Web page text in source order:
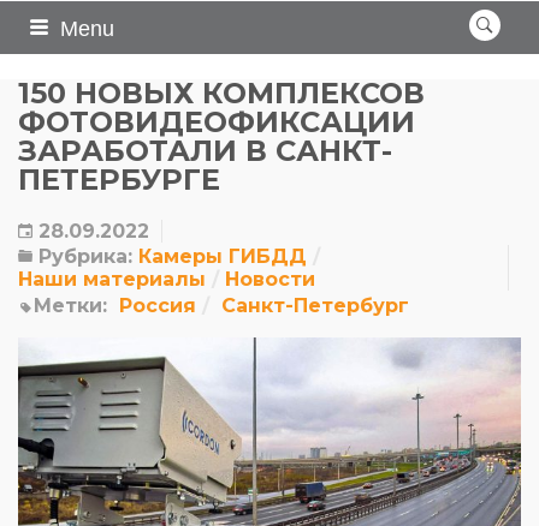
Menu
150 НОВЫХ КОМПЛЕКСОВ
ФОТОВИДЕОФИКСАЦИИ
ЗАРАБОТАЛИ В САНКТ-
ПЕТЕРБУРГЕ
28.09.2022
Рубрика: Камеры ГИБДД
Наши материалы
Новости
Метки: Россия Санкт-Петербург